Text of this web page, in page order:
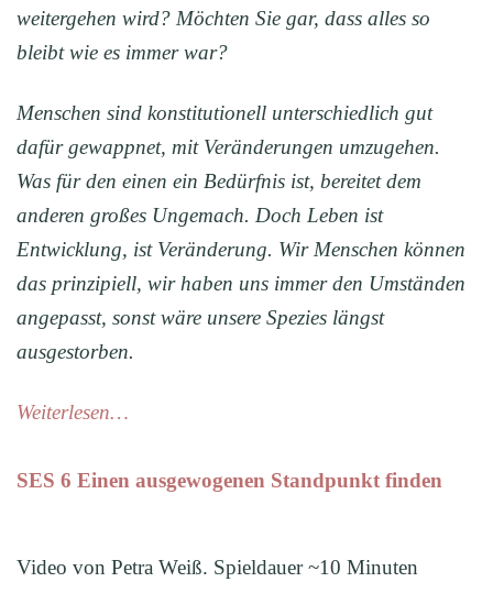
weitergehen wird? Möchten Sie gar, dass alles so
bleibt wie es immer war?
Menschen sind konstitutionell unterschiedlich gut
dafür gewappnet, mit Veränderungen umzugehen.
Was für den einen ein Bedürfnis ist, bereitet dem
anderen großes Ungemach. Doch Leben ist
Entwicklung, ist Veränderung. Wir Menschen können
das prinzipiell, wir haben uns immer den Umständen
angepasst, sonst wäre unsere Spezies längst
ausgestorben.
Weiterlesen…
SES 6 Einen ausgewogenen Standpunkt finden
Video von Petra Weiß. Spieldauer ~10 Minuten